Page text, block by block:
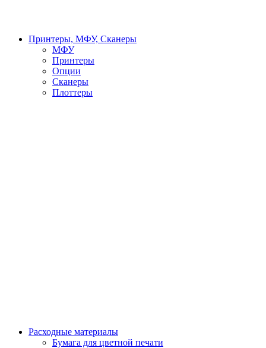
Принтеры, МФУ, Сканеры
МФУ
Принтеры
Опции
Сканеры
Плоттеры
Расходные материалы
Бумага для цветной печати